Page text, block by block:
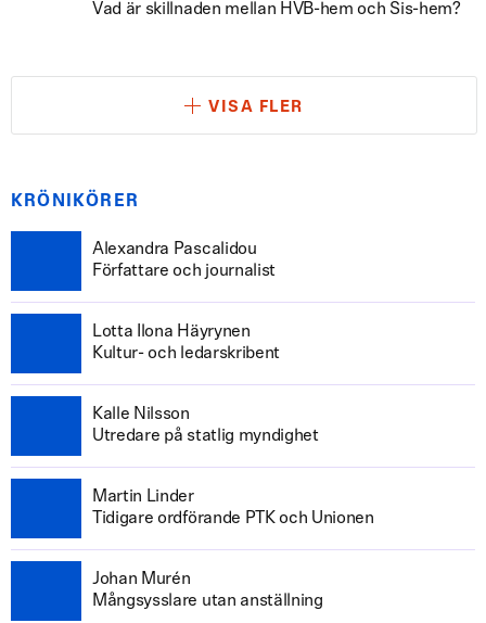
Vad är skillnaden mellan HVB-hem och Sis-hem?
VISA FLER
KRÖNIKÖRER
Alexandra Pascalidou
Författare och journalist
Lotta Ilona Häyrynen
Kultur- och ledarskribent
Kalle Nilsson
Utredare på statlig myndighet
Martin Linder
Tidigare ordförande PTK och Unionen
Johan Murén
Mångsysslare utan anställning